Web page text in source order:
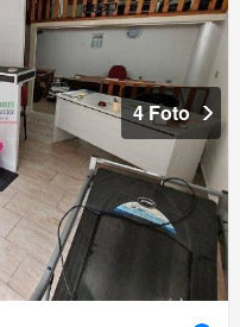
4 Foto